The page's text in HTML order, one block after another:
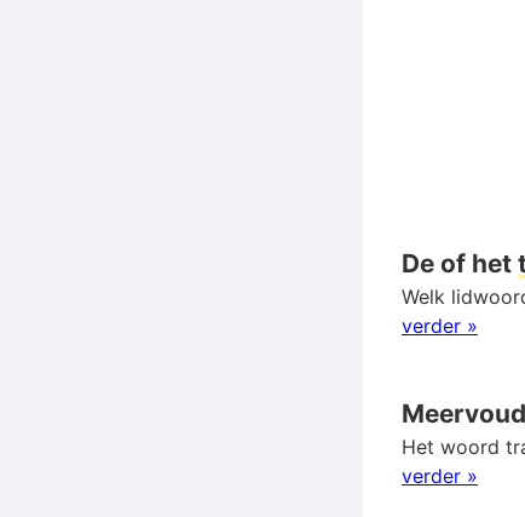
De of het
Welk
verder »
Het woord
verder »